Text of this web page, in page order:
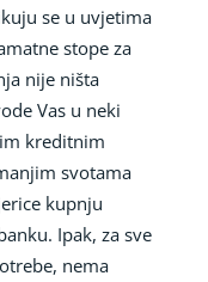
se u uvjetima
stope za
nije ništa
Vas u neki
kreditnim
svotama
kupnju
Ipak, za sve
nema